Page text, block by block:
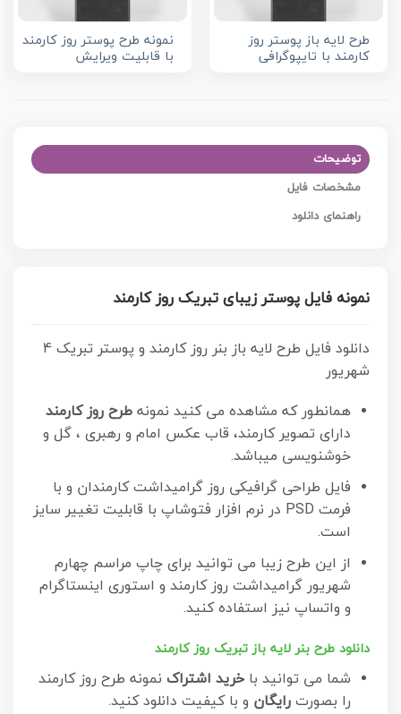
طرح لایه باز پوستر روز
کارمند با تایپوگرافی
نمونه طرح پوستر روز کارمند
با قابلیت ویرایش
توضیحات
مشخصات فایل
راهنمای دانلود
نمونه فایل پوستر زیبای تبریک روز کارمند
دانلود فایل طرح لایه باز بنر روز کارمند و پوستر تبریک 4
شهریور
همانطور که مشاهده می کنید نمونه طرح روز کارمند
دارای تصویر کارمند، قاب عکس امام و رهبری ، گل و
خوشنویسی میباشد.
فایل طراحی گرافیکی روز گرامیداشت کارمندان و با
فرمت PSD در نرم افزار فتوشاپ با قابلیت تغییر سایز
است.
از این طرح زیبا می توانید برای چاپ مراسم چهارم
شهریور گرامیداشت روز کارمند و استوری اینستاگرام
و واتساپ نیز استفاده کنید.
دانلود طرح بنر لایه باز تبریک روز کارمند
شما می توانید با خرید اشتراکنمونه طرح روز کارمند
را بصورت رایگان و با کیفیت دانلود کنید.